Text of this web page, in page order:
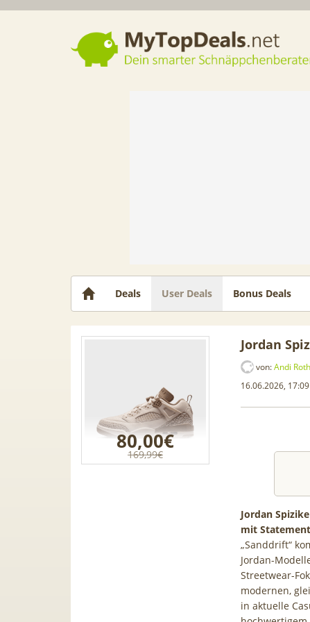
Dein smarter Schnäppchenberater
Deals User Deals Bonus Deals
80,00€
169,99€
Jordan
von:Andi
16.06.2026,
Jordan
mit
„Sanddrift“
Jordan-
Streetwear-
modernen,
in aktuelle
50€ Wechselbonus! 🎉 50GB 5G
Vodafone Allnet für 7,99€ mtl.
| 0,00€ Anschlusskosten | eff.
TOP